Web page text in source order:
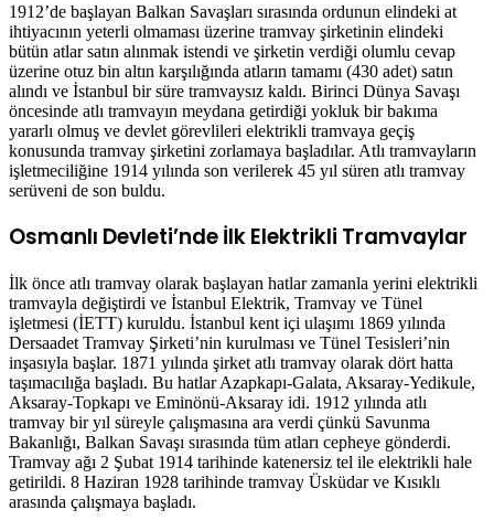
1912’de başlayan Balkan Savaşları sırasında ordunun elindeki at
ihtiyacının yeterli olmaması üzerine tramvay şirketinin elindeki
bütün atlar satın alınmak istendi ve şirketin verdiği olumlu cevap
üzerine otuz bin altın karşılığında atların tamamı (430 adet) satın
alındı ve İstanbul bir süre tramvaysız kaldı. Birinci Dünya Savaşı
öncesinde atlı tramvayın meydana getirdiği yokluk bir bakıma
yararlı olmuş ve devlet görevlileri elektrikli tramvaya geçiş
konusunda tramvay şirketini zorlamaya başladılar. Atlı tramvayların
işletmeciliğine 1914 yılında son verilerek 45 yıl süren atlı tramvay
serüveni de son buldu.
Osmanlı Devleti’nde İlk Elektrikli Tramvaylar
İlk önce atlı tramvay olarak başlayan hatlar zamanla yerini elektrikli
tramvayla değiştirdi ve İstanbul Elektrik, Tramvay ve Tünel
işletmesi (İETT) kuruldu. İstanbul kent içi ulaşımı 1869 yılında
Dersaadet Tramvay Şirketi’nin kurulması ve Tünel Tesisleri’nin
inşasıyla başlar. 1871 yılında şirket atlı tramvay olarak dört hatta
taşımacılığa başladı. Bu hatlar Azapkapı-Galata, Aksaray-Yedikule,
Aksaray-Topkapı ve Eminönü-Aksaray idi. 1912 yılında atlı
tramvay bir yıl süreyle çalışmasına ara verdi çünkü Savunma
Bakanlığı, Balkan Savaşı sırasında tüm atları cepheye gönderdi.
Tramvay ağı 2 Şubat 1914 tarihinde katenersiz tel ile elektrikli hale
getirildi. 8 Haziran 1928 tarihinde tramvay Üsküdar ve Kısıklı
arasında çalışmaya başladı.